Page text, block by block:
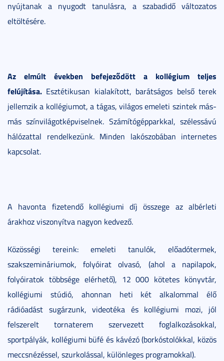
nyújtanak a nyugodt tanulásra, a szabadidő változatos
eltöltésére.
Az elmúlt években befejeződött a kollégium teljes
felújítása. Esztétikusan kialakított, barátságos belső terek
jellemzik a kollégiumot, a tágas, világos emeleti szintek más-
más színvilágotképviselnek. Számítógépparkkal, szélessávú
hálózattal rendelkezünk. Minden lakószobában internetes
kapcsolat.
A havonta fizetendő kollégiumi díj összege az albérleti
árakhoz viszonyítva nagyon kedvező.
Közösségi tereink: emeleti tanulók, előadótermek,
szakszemináriumok, folyóirat olvasó, (ahol a napilapok,
folyóiratok többsége elérhető), 12 000 kötetes könyvtár,
kollégiumi stúdió, ahonnan heti két alkalommal élő
rádióadást sugárzunk, videotéka és kollégiumi mozi, jól
felszerelt tornaterem szervezett foglalkozásokkal,
sportpályák, kollégiumi büfé és kávézó (borkóstolókkal, közös
meccsnézéssel, szurkolással, különleges programokkal).